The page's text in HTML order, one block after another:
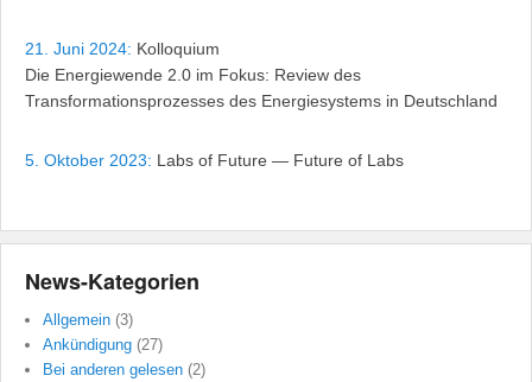
21. Juni 2024: Kolloquium
Die Energiewende 2.0 im Fokus: Review des
Transformationsprozesses des Energiesystems in Deutschland
5. Oktober 2023: Labs of Future — Future of Labs
News-Kategorien
Allgemein (3)
Ankündigung (27)
Bei anderen gelesen (2)